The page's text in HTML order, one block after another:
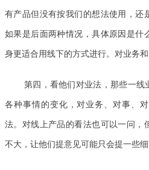
有产品但没有按我们的想法使用，还
如果是后面两种情况，具体原因是什
身更适合用线下的方式进行。对业务
第四，看他们对业法，那些一线
各种事情的变化，对业务、对事、
法。对线上产品的看法也可以一问，
不大，让他们提意见可能只会提一些细